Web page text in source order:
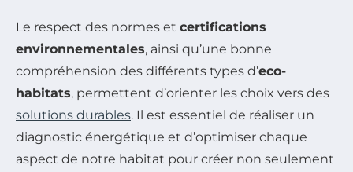
Le respect des normes et certifications
environnementales, ainsi qu’une bonne
compréhension des différents types d’eco-
habitats, permettent d’orienter les choix vers des
solutions durables. Il est essentiel de réaliser un
diagnostic énergétique et d’optimiser chaque
aspect de notre habitat pour créer non seulement